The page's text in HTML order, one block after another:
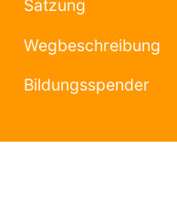
Satzung
Wegbeschreibung
Bildungsspender